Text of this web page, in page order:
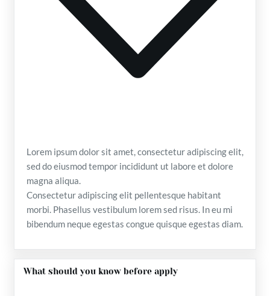
Lorem ipsum dolor sit amet, consectetur adipiscing elit,
sed do eiusmod tempor incididunt ut labore et dolore
magna aliqua.
Consectetur adipiscing elit pellentesque habitant
morbi. Phasellus vestibulum lorem sed risus. In eu mi
bibendum neque egestas congue quisque egestas diam.
What should you know before apply